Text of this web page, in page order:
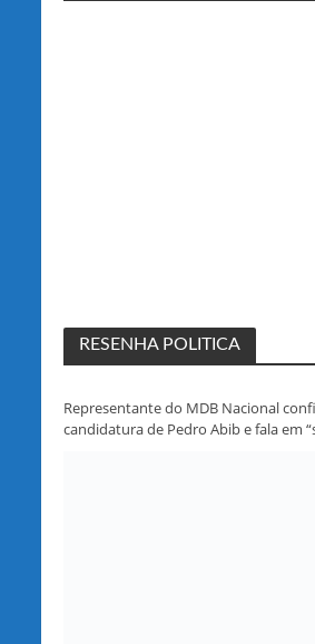
RESENHA POLITICA
Representante do MDB Nacional
candidatura de Pedro Abib e fala em